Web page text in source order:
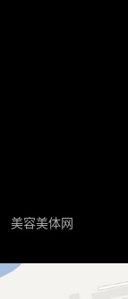
美容美体网